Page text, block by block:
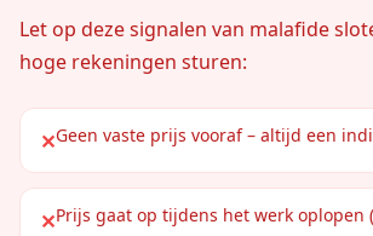
Let op deze signalen van malafide
hoge rekeningen sturen:
✕Geen vaste prijs vooraf – altijd een
✕Prijs gaat op tijdens het werk oplopen